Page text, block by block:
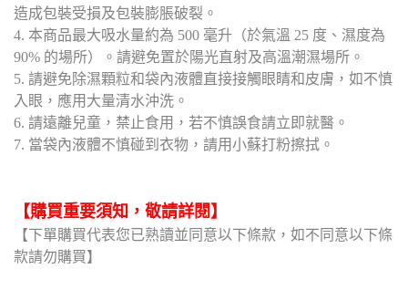
造成包裝受損及包裝膨脹破裂。
4. 本商品最大吸水量約為 500 毫升（於氣溫 25 度、濕度為
90% 的場所）。請避免置於陽光直射及高溫潮濕場所。
5. 請避免除濕顆粒和袋內液體直接接觸眼睛和皮膚，如不慎
入眼，應用大量清水沖洗。
6. 請遠離兒童，禁止食用，若不慎誤食請立即就醫。
7. 當袋內液體不慎碰到衣物，請用小蘇打粉擦拭。
【購買重要須知，敬請詳閱】
【下單購買代表您已熟讀並同意以下條款，如不同意以下條
款請勿購買】